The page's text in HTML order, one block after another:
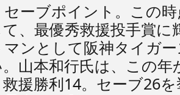
セーブポイント。この
、最優秀救援投手賞
マンとして阪神タイガ
山本和行氏は、この
援勝利14。セーブ26